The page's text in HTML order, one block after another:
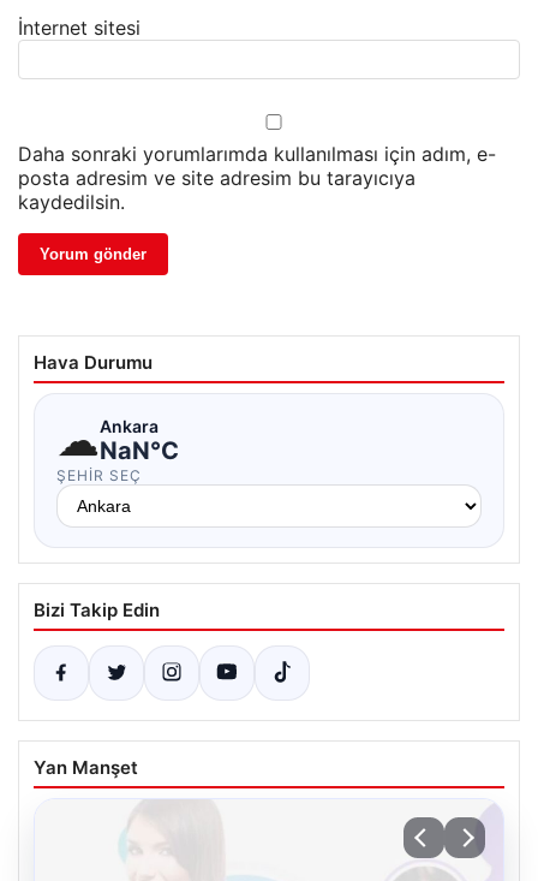
İnternet sitesi
Daha sonraki yorumlarımda kullanılması için adım, e-
posta adresim ve site adresim bu tarayıcıya
kaydedilsin.
Hava Durumu
☁Ankara
NaN°C
ŞEHIR SEÇ
Bizi Takip Edin
Yan Manşet